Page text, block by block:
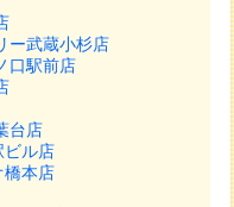
ー武蔵小杉店
口駅前店
台店
ビル店
橋本店